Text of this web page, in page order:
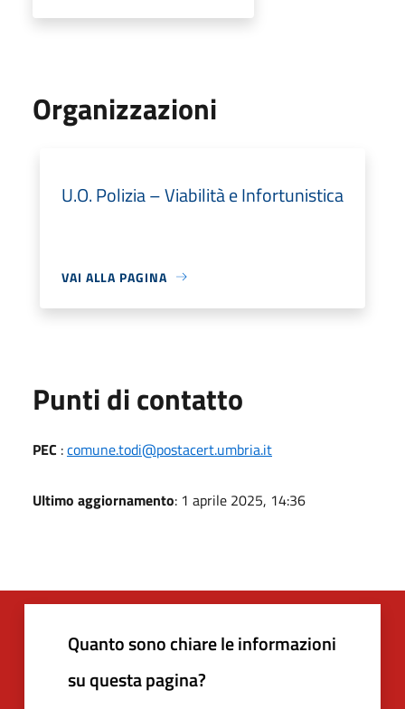
Organizzazioni
U.O. Polizia – Viabilità e Infortunistica
VAI ALLA PAGINA
Punti di contatto
PEC :comune.todi@postacert.umbria.it
Ultimo aggiornamento: 1 aprile 2025, 14:36
Quanto sono chiare le informazioni
su questa pagina?